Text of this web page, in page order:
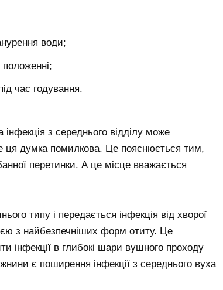
води;
час годування.
з середнього відділу може
ця думка помилкова. Це пояснюється тим,
перетинки. А це місце вважається
типу і передається інфекція від хворої
з найбезпечніших форм отиту. Це
інфекції в глибокі шари вушного проходу
є поширення інфекції з середнього вуха